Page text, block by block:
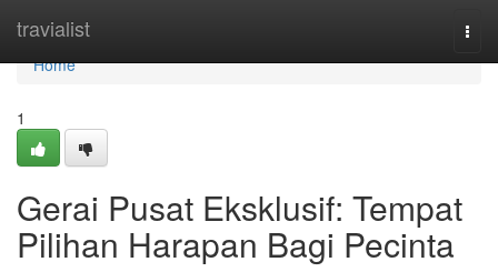
travialist
Home
Home
1
Gerai Pusat Eksklusif: Tempat
Pilihan Harapan Bagi Pecinta